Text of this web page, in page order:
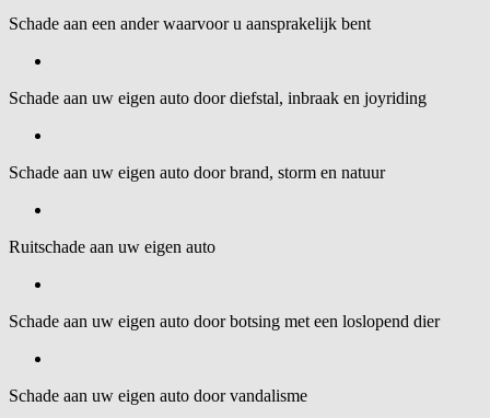
Schade aan een ander waarvoor u aansprakelijk bent
Schade aan uw eigen auto door diefstal, inbraak en joyriding
Schade aan uw eigen auto door brand, storm en natuur
Ruitschade aan uw eigen auto
Schade aan uw eigen auto door botsing met een loslopend dier
Schade aan uw eigen auto door vandalisme